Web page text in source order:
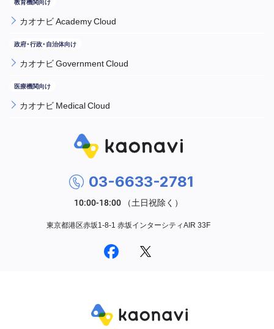
カオナビ Academy Cloud
カオナビ Government Cloud
カオナビ Medical Cloud
03-6633-2781
東京都港区赤坂1-8-1 赤坂インターシティAIR 33F